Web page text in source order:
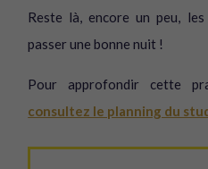
Reste là, encore un peu,
passer une bonne nuit !
Pour approfondir cette
consultez le planning du